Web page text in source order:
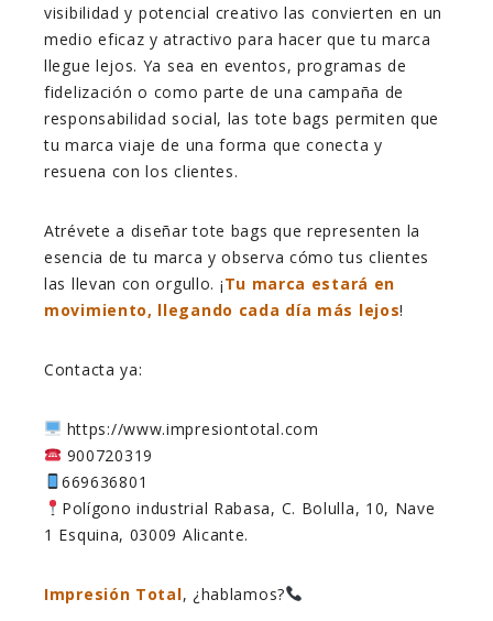
visibilidad y potencial creativo las convierten en un
medio eficaz y atractivo para hacer que tu marca
llegue lejos. Ya sea en eventos, programas de
fidelización o como parte de una campaña de
responsabilidad social, las tote bags permiten que
tu marca viaje de una forma que conecta y
resuena con los clientes.
Atrévete a diseñar tote bags que representen la
esencia de tu marca y observa cómo tus clientes
las llevan con orgullo. ¡Tu marca estará en
movimiento, llegando cada día más lejos!
Contacta ya:
https://www.impresiontotal.com
900720319
669636801
Polígono industrial Rabasa, C. Bolulla, 10, Nave
1 Esquina, 03009 Alicante.
Impresión Total, ¿hablamos?